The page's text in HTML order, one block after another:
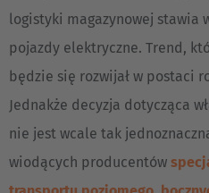
logistyki magazynowej stawia
pojazdy elektryczne. Trend,
będzie się rozwijał w postaci
Jednakże decyzja dotycząca
nie jest wcale tak
wiodących producentów